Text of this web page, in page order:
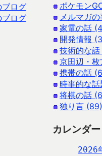
ブログ
ブログ
ポケモン
メルマガ
家電の話
開発情報
技術的な
京田辺・
携帯の話
時事的な
将棋の話
独り言 (89)
カレンダー
2026